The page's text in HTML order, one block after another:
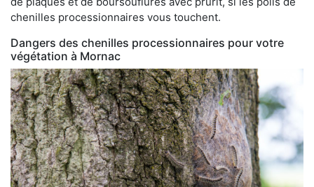
chenilles processionnaires vous touchent.
Dangers des chenilles processionnaires pour votre
végétation à Mornac